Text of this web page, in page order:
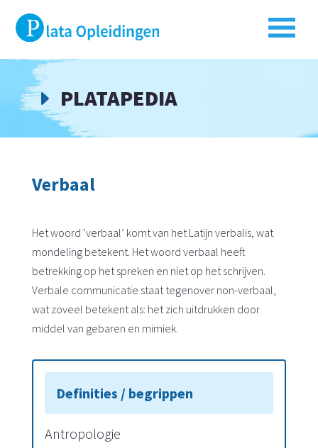
E PLATAPEDIA
Verbaal
Het woord ‘verbaal’ komt van het Latijn verbalis, wat
mondeling betekent. Het woord verbaal heeft
betrekking op het spreken en niet op het schrijven.
Verbale communicatie staat tegenover non-verbaal,
wat zoveel betekent als: het zich uitdrukken door
middel van gebaren en mimiek.
Antropologie